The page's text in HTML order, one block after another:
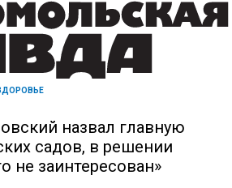
назвал главную
садов, в решении
не заинтересован»